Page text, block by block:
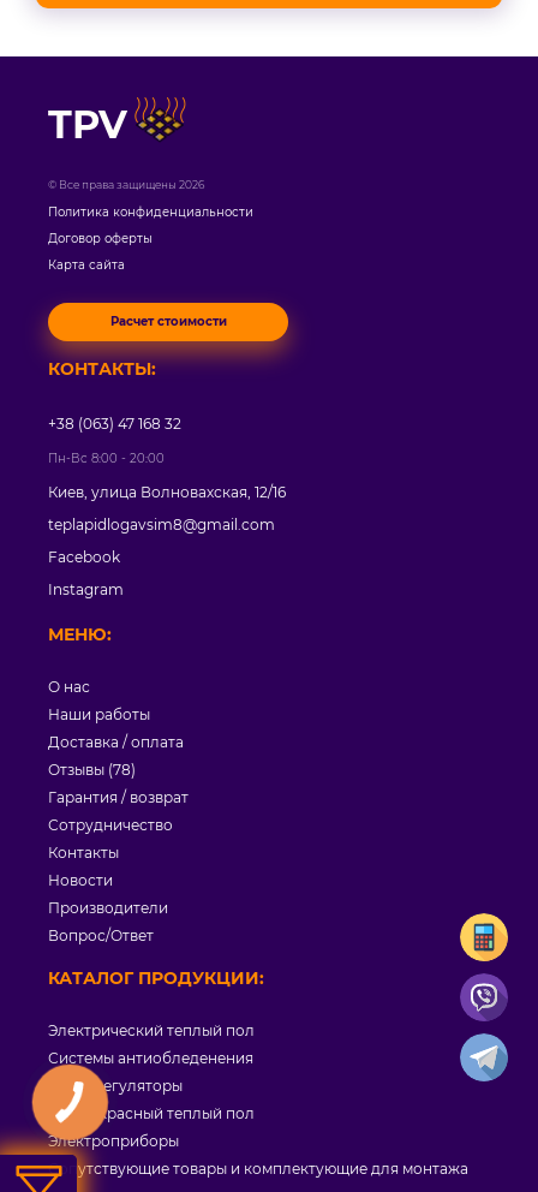
TPV
© Все права защищены 2026
Политика конфиденциальности
Договор оферты
Карта сайта
Расчет стоимости
МЕНЮ:
О нас
Наши работы
Доставка / оплата
Отзывы (78)
Гарантия / возврат
Сотрудничество
Контакты
Новости
Производители
Вопрос/Ответ
КАТАЛОГ ПРОДУКЦИИ:
Электрический теплый пол
Системы антиобледенения
Терморегуляторы
Инфракрасный теплый пол
Электроприборы
Сопутствующие товары и комплектующие для монтажа
КОНТАКТЫ:
+38 (063) 47 168 32
Пн-Вс 8:00 - 20:00
Киев, улица Волновахская, 12/16
teplapidlogavsim8@gmail.com
Facebook
Instagram